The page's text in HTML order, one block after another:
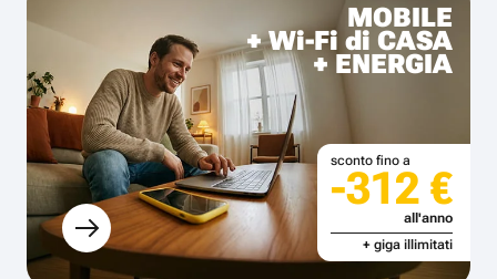
MOBILE
+ Wi-Fi di CASA
+ ENERGIA
sconto fino a
-312 €
all'anno
+ giga illimitati